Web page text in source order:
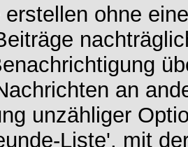
erstellen ohne
an
unzähliger
Liste', mit